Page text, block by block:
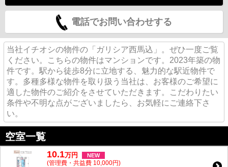
電話でお問い合わせする
当社イチオシの物件の「ガリシア西馬込」。ぜひ一度ご覧
ください。こちらの物件はマンションです。2023年築の物
件です。駅から徒歩8分に立地する、魅力的な駅近物件で
す。多種多様な物件を取り扱う当社は、お客様のご希望に
適した物件のご紹介をさせていただきます。こだわりたい
条件や不明な点がございましたら、お気軽にご連絡下さ
い。
空室一覧
10.1万円 NEW
(管理費・共益費 10,000円)